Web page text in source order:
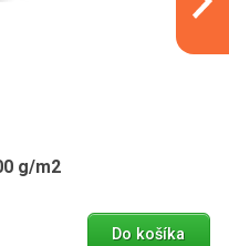
g/m2
Do košíka